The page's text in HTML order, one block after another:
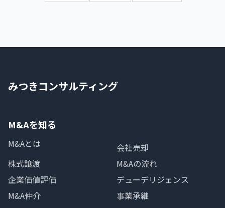
みつきコンサルティング
M&Aを知る
M&Aとは
会社売却
株式譲渡
M&Aの流れ
企業価値評価
デューデリジェンス
M&A仲介
事業承継